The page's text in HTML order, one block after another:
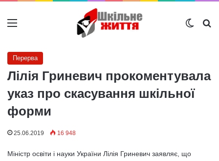
Меню
Перерва
Лілія Гриневич прокоментувала
указ про скасування шкільної
форми
25.06.2019 16 948
Міністр освіти і науки України Лілія Гриневич заявляє, що